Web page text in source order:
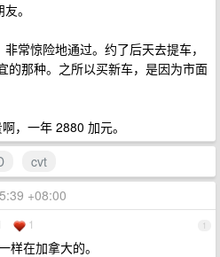
。
常惊险地通过。约了后天去提车，
的那种。之所以买新车，是因为市面
，一年 2880 加元。
cvt
+08:00
1
1
样在加拿大的。